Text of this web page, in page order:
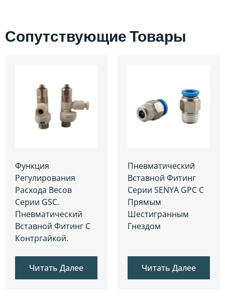
Сопутствующие Товары
Функция
Регулирования
Расхода Весов
Серии GSC.
Пневматический
Вставной Фитинг С
Контргайкой.
Читать Далее
Пневматический
Вставной Фитинг
Серии SENYA GPC С
Прямым
Шестигранным
Гнездом
Читать Далее